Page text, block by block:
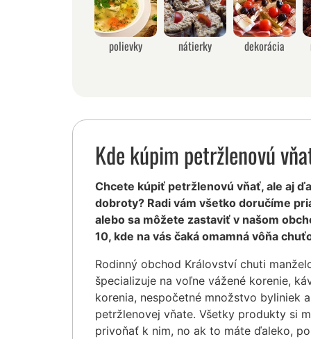
polievky nátierky dekorácia
Kde kúpim petržlenovú
Chcete kúpiť petržlenovú vňať, ale aj
dobroty? Radi vám všetko doručíme
alebo sa môžete zastaviť v našom
10, kde na vás čaká omamná vôňa
Rodinný obchod Království chuti
špecializuje na voľne vážené korenie,
korenia, nespočetné množstvo byliniek
petržlenovej vňate. Všetky produkty si
privoňať k nim, no ak to máte ďaleko,